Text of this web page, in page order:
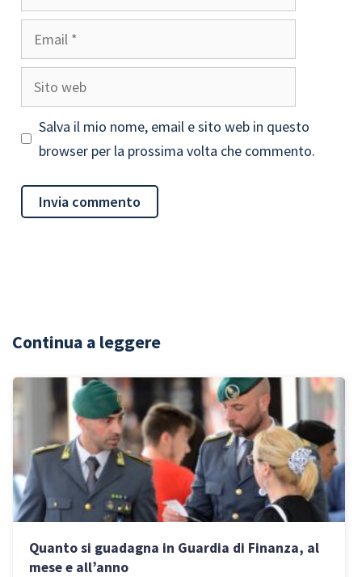
Email
Sito
web
Salva il mio nome, email e sito web in questo
browser per la prossima volta che commento.
Continua a leggere
Quanto si guadagna in Guardia di Finanza, al
mese e all’anno